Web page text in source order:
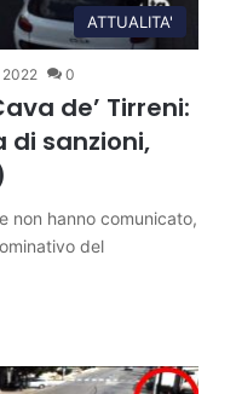
ATTUALITA'
2022 0
de’ Tirreni:
sanzioni,
non hanno comunicato,
del